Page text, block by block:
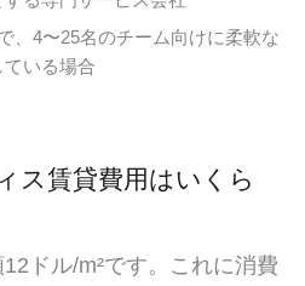
、4〜25名のチーム向けに柔軟な
いる場合
ス賃貸費用はいくら
ドル/m²です。これに消費